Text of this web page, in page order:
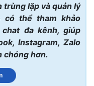
trùng lặp và quản lý
có thể tham khảo
đa kênh, giúp
Instagram, Zalo
chóng hơn.